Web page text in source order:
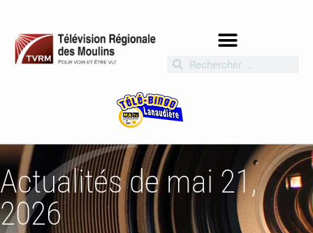
Actualités de mai 21,
2026